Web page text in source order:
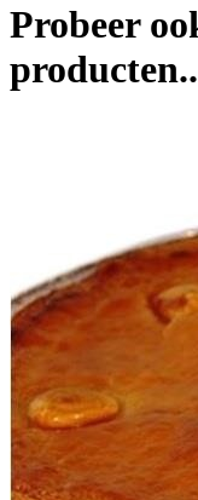
Probeer